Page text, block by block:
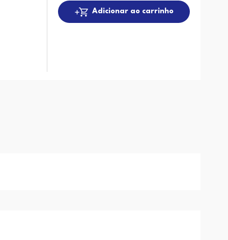
Adicionar ao carrinho